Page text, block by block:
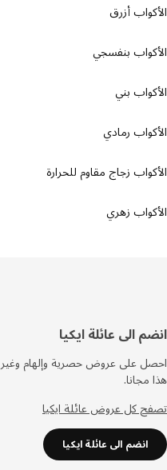
أزرق
بنفسجي
بني
رمادي
زجاج مقاوم للحرارة
زهري
الى عائلة ايكيا
على عروض حصرية وإلهام وغير ذلك
كل عروض عائلة ايكيا
انضم الى عائلة ايكيا